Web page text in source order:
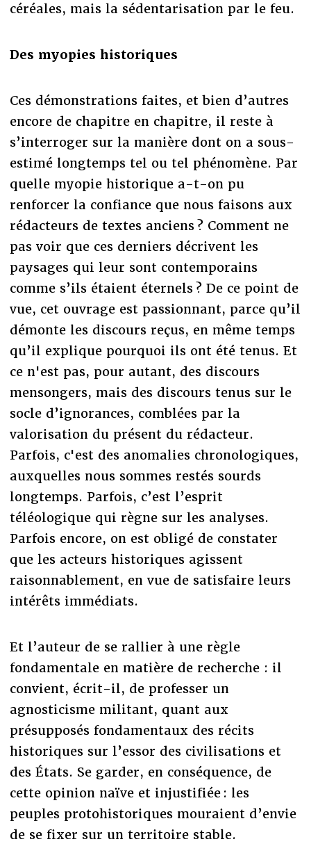
céréales, mais la sédentarisation par le feu.
Des myopies historiques
Ces démonstrations faites, et bien d’autres
encore de chapitre en chapitre, il reste à
s’interroger sur la manière dont on a sous-
estimé longtemps tel ou tel phénomène. Par
quelle myopie historique a-t-on pu
renforcer la confiance que nous faisons aux
rédacteurs de textes anciens ? Comment ne
pas voir que ces derniers décrivent les
paysages qui leur sont contemporains
comme s’ils étaient éternels ? De ce point de
vue, cet ouvrage est passionnant, parce qu’il
démonte les discours reçus, en même temps
qu’il explique pourquoi ils ont été tenus. Et
ce n'est pas, pour autant, des discours
mensongers, mais des discours tenus sur le
socle d’ignorances, comblées par la
valorisation du présent du rédacteur.
Parfois, c'est des anomalies chronologiques,
auxquelles nous sommes restés sourds
longtemps. Parfois, c’est l’esprit
téléologique qui règne sur les analyses.
Parfois encore, on est obligé de constater
que les acteurs historiques agissent
raisonnablement, en vue de satisfaire leurs
intérêts immédiats.
Et l’auteur de se rallier à une règle
fondamentale en matière de recherche : il
convient, écrit-il, de professer un
agnosticisme militant, quant aux
présupposés fondamentaux des récits
historiques sur l’essor des civilisations et
des États. Se garder, en conséquence, de
cette opinion naïve et injustifiée : les
peuples protohistoriques mouraient d’envie
de se fixer sur un territoire stable.